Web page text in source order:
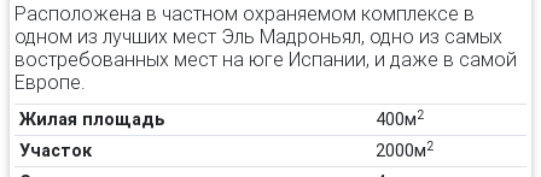
Расположена в частном охраняемом комплексе в
одном из лучших мест Эль Мадроньял, одно из самых
востребованных мест на юге Испании, и даже в самой
Европе.
Жилая площадь 400м2
Участок 2000м2